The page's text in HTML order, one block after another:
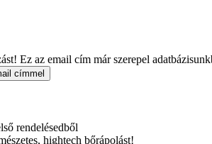
Ez az email cím már szerepel
címmel
rendelésedből
hightech bőrápolást!